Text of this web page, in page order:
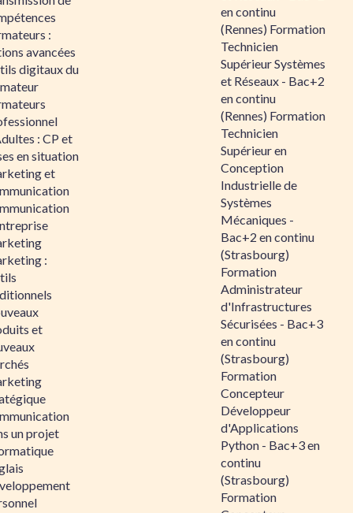
:
avancées
digitaux du
: CP et
en situation
et
:
et
un projet
en continu
(Rennes) Formation
Technicien
Supérieur Systèmes
et Réseaux - Bac+2
en continu
(Rennes) Formation
Technicien
Supérieur en
Conception
Industrielle de
Systèmes
Mécaniques -
Bac+2 en continu
(Strasbourg)
Formation
Administrateur
d'Infrastructures
Sécurisées - Bac+3
en continu
(Strasbourg)
Formation
Concepteur
Développeur
d'Applications
Python - Bac+3 en
continu
(Strasbourg)
Formation